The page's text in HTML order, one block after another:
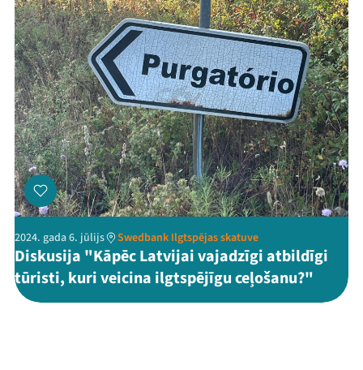
ThreadsFacebookYoutube
X Instagram
Flick TikTok
2024. gada 6. jūlijs Swedbank Ilgtspējas skatuve
Diskusija "Kāpēc Latvijai vajadzīgi atbildīgi
tūristi, kuri veicina ilgtspējīgu ceļošanu?"